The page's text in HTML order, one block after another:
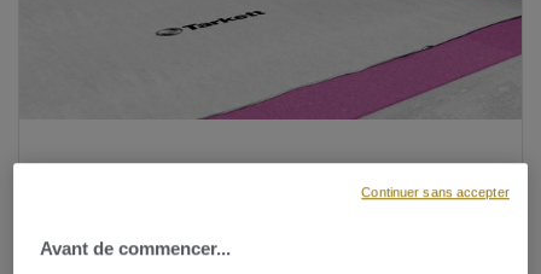
Avant de commencer...
Continuer sans accepter